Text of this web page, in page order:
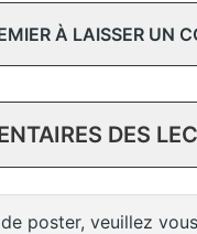
À LAISSER UN
DES
poster, veuillez